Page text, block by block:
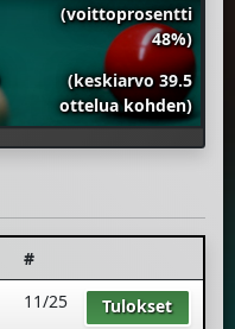
(voittoprosentti
48%)
(keskiarvo 39.5
ottelua kohden)
#
11/25 Tulokset